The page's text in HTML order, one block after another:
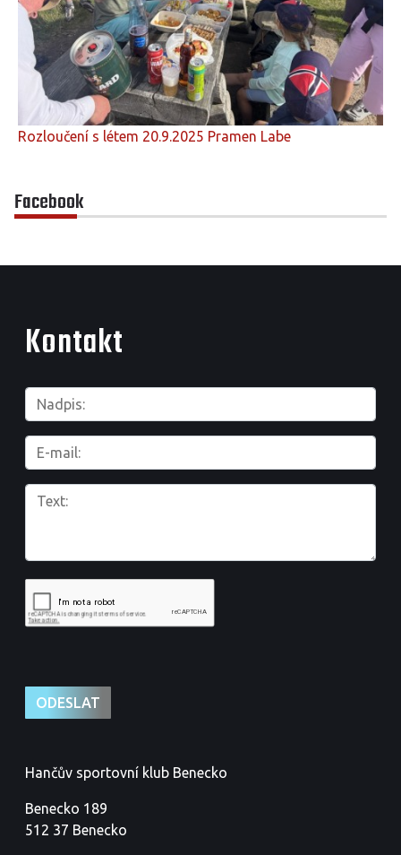
Rozloučení s létem 20.9.2025 Pramen Labe
Facebook
Kontakt
Hančův sportovní klub Benecko
Benecko 189
512 37 Benecko